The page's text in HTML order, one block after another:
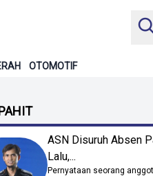
OTOMOTIF
ASN Disuruh Absen
Lalu,...
Pernyataan seorang